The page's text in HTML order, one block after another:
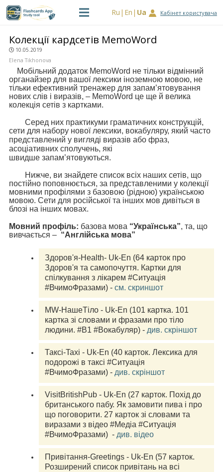
Ru En Ua Кабінет користувача
Колекції кардсетів MemoWord
10.05.2019
Elena Tikhonova
Мобільний додаток MemoWord не тільки відмінний
органайзер для вашої лексики іноземною мовою, не
тільки ефективний тренажер для запам’ятовування
нових слів і виразів, – MemoWord це ще й велика
колекція сетів з картками.
Серед них практикуми граматичних конструкцій,
сети для набору нової лексики, вокабуляру, який часто
представлений у вигляді виразів або фраз,
асоціативних сполучень, які
швидше запам’ятовуються.
Нижче, ви знайдете список всіх наших сетів, що
постійно поповнюється, за представленими у колекції
мовними профілями з базовою (рідною) українською
мовою. Сети для російської та інших мов дивіться в
блозі на інших мовах.
Мовний профіль: базова мова “Українська”, та, що
вивчається – “Англійська мова”
Здоров'я-Health- Uk-En (64 карток про
Здоров'я та самопочуття. Картки для
спілкування з лікарем #Ситуація
#ВчимоФразами) - см. скриншот
MW-НашеТіло - Uk-En (101 картка. 101
картка зі словами и фразами про тіло
людини. #В1 #Вокабуляр) - див. скріншот
Таксі-Taxi - Uk-En (40 карток. Лексика для
подорожі в таксі #Ситуація
#ВчимоФразами) - див. скріншот
VisitBritishPub - Uk-En (27 карток. Похід до
британського пабу. Як замовити пива і про
що поговорити. 27 карток зі словами та
виразами з відео #Медіа #Ситуація
#ВчимоФразами)  - див. відео
Привітання-Greetings - Uk-En (57 карток.
Розширений список привітань на всі